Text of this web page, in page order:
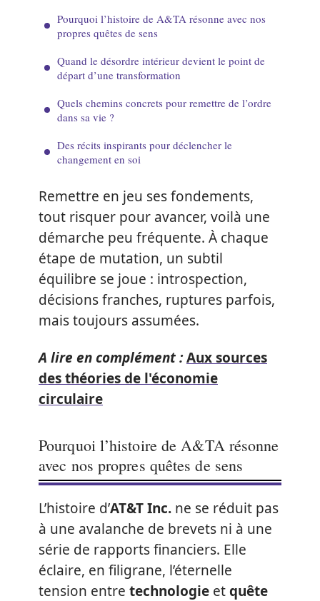
Pourquoi l’histoire de A&TA résonne avec nos
propres quêtes de sens
Quand le désordre intérieur devient le point de
départ d’une transformation
Quels chemins concrets pour remettre de l’ordre
dans sa vie ?
Des récits inspirants pour déclencher le
changement en soi
Remettre en jeu ses fondements,
tout risquer pour avancer, voilà une
démarche peu fréquente. À chaque
étape de mutation, un subtil
équilibre se joue : introspection,
décisions franches, ruptures parfois,
mais toujours assumées.
A lire en complément :Aux sources
des théories de l'économie
circulaire
Pourquoi l’histoire de A&TA résonne
avec nos propres quêtes de sens
L’histoire d’AT&T Inc. ne se réduit pas
à une avalanche de brevets ni à une
série de rapports financiers. Elle
éclaire, en filigrane, l’éternelle
tension entre technologie etquête